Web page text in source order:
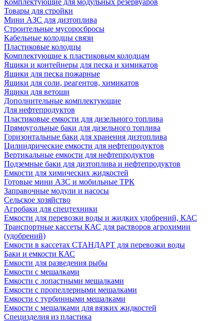
Комплектующие для модульных резервуаров
Товары для стройки
Мини АЗС для дизтоплива
Строительные мусоросбросы
Кабельные колодцы связи
Пластиковые колодцы
Комплектующие к пластиковым колодцам
Ящики и контейнеры для песка и химикатов
Ящики для песка пожарные
Ящики для соли, реагентов, химикатов
Ящики для ветоши
Дополнительные комплектующие
Для нефтепродуктов
Пластиковые емкости для дизельного топлива
Прямоугольные баки для дизельного топлива
Горизонтальные баки для хранения дизтоплива
Цилиндрические емкости для нефтепродуктов
Вертикальные емкости для нефтепродуктов
Подземные баки для дизтоплива и нефтепродуктов
Емкости для химических жидкостей
Готовые мини АЗС и мобильные ТРК
Заправочные модули и насосы
Сельское хозяйство
Агробаки для спецтехники
Емкости для перевозки воды и жидких удобрений, КАС
Транспортные кассеты КАС для растворов агрохимии
(удобрений)
Емкости в кассетах СТАНДАРТ для перевозки воды
Баки и емкости КАС
Емкости для разведения рыбы
Емкости с мешалками
Емкости с лопастными мешалками
Емкости с пропеллерными мешалками
Емкости с турбинными мешалками
Емкости с мешалками для вязких жидкостей
Специзделия из пластика